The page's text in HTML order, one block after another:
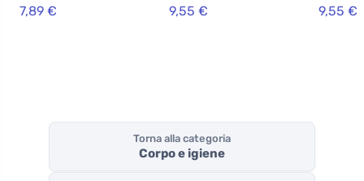
ml
7,89 € 9,55 € 9,55 €
Torna alla categoria
Corpo e igiene